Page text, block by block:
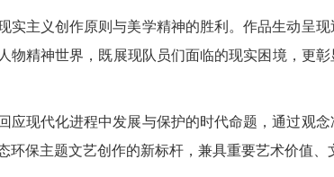
实主义创作原则与美学精神的胜利。作品生动呈
物精神世界，既展现队员们面临的现实困境，更
应现代化进程中发展与保护的时代命题，通过观
环保主题文艺创作的新标杆，兼具重要艺术价值、